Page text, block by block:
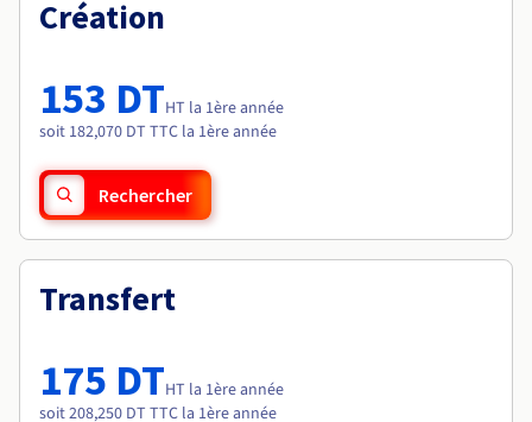
Tarifs
Roadmap & Changelog
Roadmap & Changelog
Création
153 DTHT la 1ère année
soit 182,070 DT TTC la 1ère année
Rechercher
Transfert
175 DTHT la 1ère année
soit 208,250 DT TTC la 1ère année